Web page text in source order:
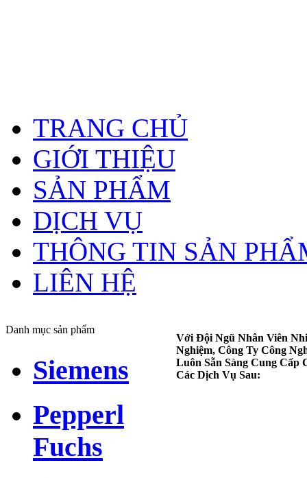
TRANG CHỦ
GIỚI THIỆU
SẢN PHẨM
DỊCH VỤ
THÔNG TIN SẢN
LIÊN HỆ
Danh mục sản phẩm
Siemens
Pepperl
Fuchs
Với Đội Ngũ Nhân Viên
Nghiệm, Công Ty Công
Luôn Sẵn Sàng Cung Cấp
Các Dịch Vụ Sau: